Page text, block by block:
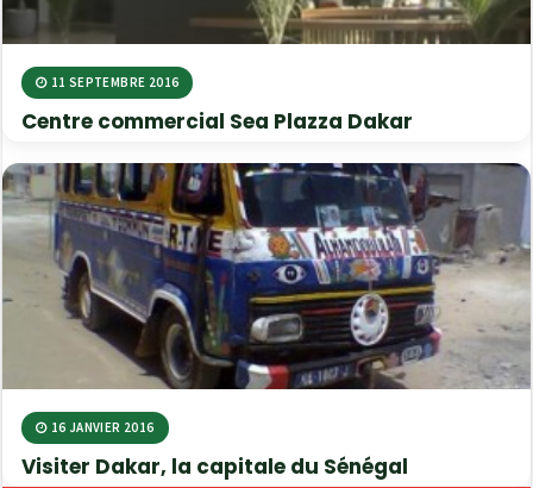
Centre commercial Sea Plazza Dakar
11 SEPTEMBRE 2016
Visiter Dakar, la capitale du Sénégal
16 JANVIER 2016